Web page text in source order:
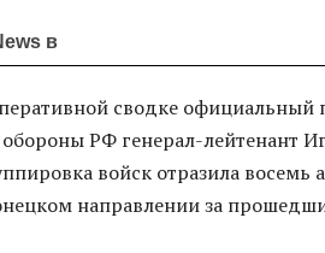
в
сводке официальный
РФ генерал-лейтенант
войск отразила восемь
направлении за